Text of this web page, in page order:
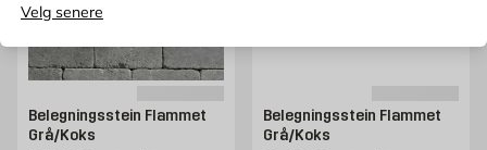
Velg senere
Belegningsstein Flammet
Grå/Koks
Belegningsstein Flammet
Grå/Koks